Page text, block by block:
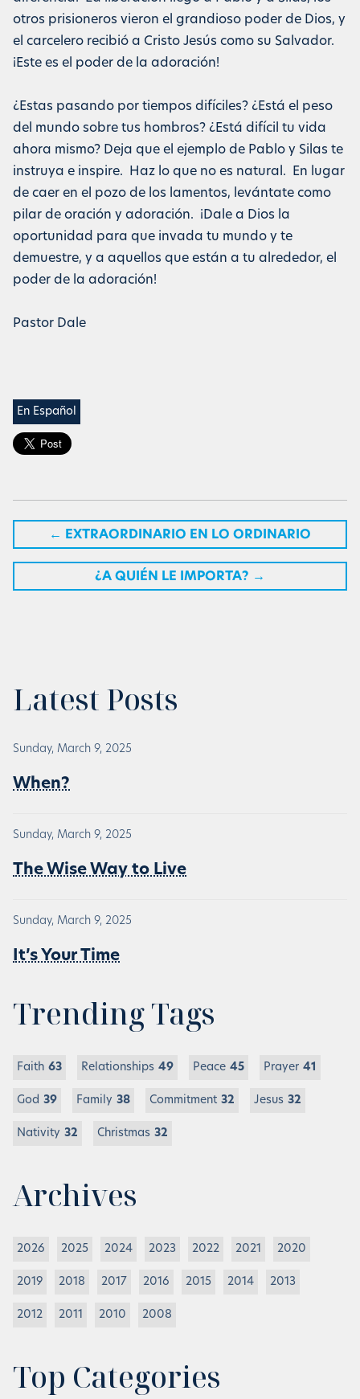
otros prisioneros vieron el grandioso poder de Dios, y
el carcelero recibió a Cristo Jesús como su Salvador.
¡Este es el poder de la adoración!
¿Estas pasando por tiempos difíciles? ¿Está el peso
del mundo sobre tus hombros? ¿Está difícil tu vida
ahora mismo? Deja que el ejemplo de Pablo y Silas te
instruya e inspire. Haz lo que no es natural. En lugar
de caer en el pozo de los lamentos, levántate como
pilar de oración y adoración. ¡Dale a Dios la
oportunidad para que invada tu mundo y te
demuestre, y a aquellos que están a tu alrededor, el
poder de la adoración!
Pastor Dale
En Español
← EXTRAORDINARIO EN LO ORDINARIO
¿A QUIÉN LE IMPORTA? →
Latest Posts
Sunday, March 9, 2025
When?
Sunday, March 9, 2025
The Wise Way to Live
Sunday, March 9, 2025
It’s Your Time
Trending Tags
Faith 63 Relationships 49 Peace 45 Prayer 41
God 39 Family 38 Commitment 32 Jesus 32
Nativity 32 Christmas 32
Archives
2026 2025 2024 2023 2022 2021 2020
2019 2018 2017 2016 2015 2014 2013
2012 2011 2010 2008
Top Categories